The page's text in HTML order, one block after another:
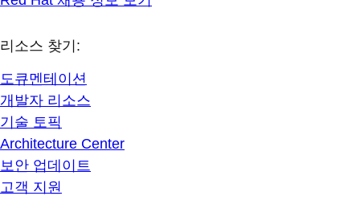
리소스 찾기:
도큐멘테이션
개발자 리소스
기술 토픽
Architecture Center
보안 업데이트
고객 지원